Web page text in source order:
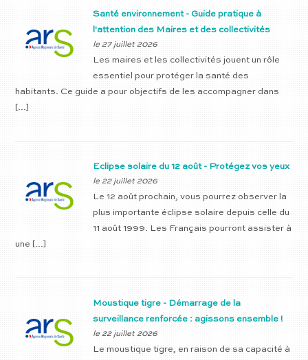
Santé environnement - Guide pratique à
l'attention des Maires et des collectivités
le 27 juillet 2026
Les maires et les collectivités jouent un rôle
essentiel pour protéger la santé des
habitants. Ce guide a pour objectifs de les accompagner dans
[…]
Eclipse solaire du 12 août - Protégez vos yeux
le 22 juillet 2026
Le 12 août prochain, vous pourrez observer la
plus importante éclipse solaire depuis celle du
11 août 1999. Les Français pourront assister à
une […]
Moustique tigre - Démarrage de la
surveillance renforcée : agissons ensemble !
le 22 juillet 2026
Le moustique tigre, en raison de sa capacité à